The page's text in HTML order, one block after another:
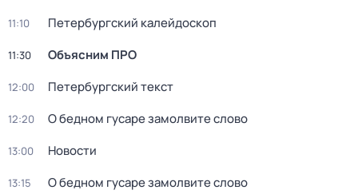
11:10 Петербургский калейдоскоп
11:30 Объясним ПРО
12:00 Петербургский текст
12:20 О бедном гусаре замолвите слово
13:00 Новости
13:15 О бедном гусаре замолвите слово